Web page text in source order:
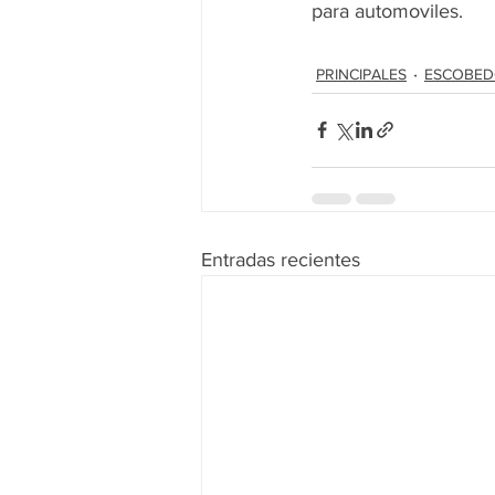
para automoviles.
PRINCIPALES
Entradas recientes